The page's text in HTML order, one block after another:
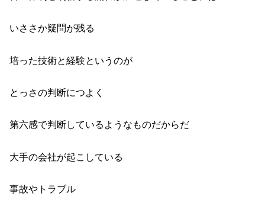
いささか疑問が残る
培った技術と経験というのが
とっさの判断につよく
第六感で判断しているようなものだからだ
大手の会社が起こしている
事故やトラブル